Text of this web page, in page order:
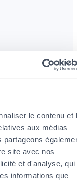
le contenu et
aux médias
site avec nos
et d'analyse, qui
informations que
beraten Sie
die an
sind.